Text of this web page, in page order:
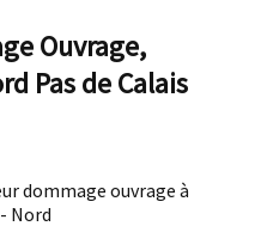
Ouvrage,
Pas de Calais
dommage ouvrage à
Nord